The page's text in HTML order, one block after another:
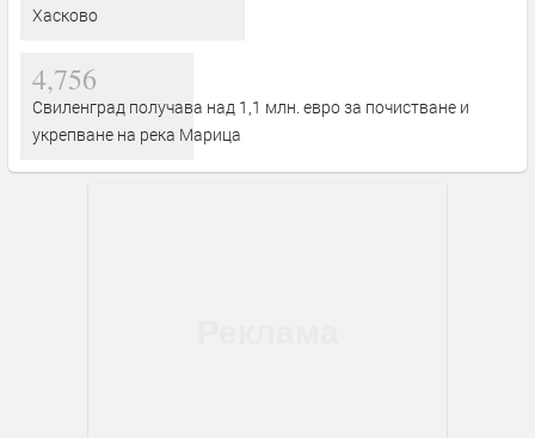
Хасково
4,756
Свиленград получава над 1,1 млн. евро за почистване и
укрепване на река Марица